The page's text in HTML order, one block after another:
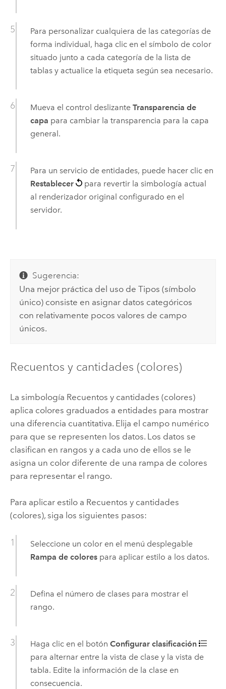
Para personalizar cualquiera de las categorías de
forma individual, haga clic en el símbolo de color
situado junto a cada categoría de la lista de
tablas y actualice la etiqueta según sea necesario.
Mueva el control deslizante Transparencia de
capa para cambiar la transparencia para la capa
general.
Para un servicio de entidades, puede hacer clic en
Restablecer
para revertir la simbología actual
al renderizador original configurado en el
servidor.
Sugerencia:
Una mejor práctica del uso de Tipos (símbolo
único) consiste en asignar datos categóricos
con relativamente pocos valores de campo
únicos.
Recuentos y cantidades (colores)
La simbología Recuentos y cantidades (colores)
aplica colores graduados a entidades para mostrar
una diferencia cuantitativa. Elija el campo numérico
para que se representen los datos. Los datos se
clasifican en rangos y a cada uno de ellos se le
asigna un color diferente de una rampa de colores
para representar el rango.
Para aplicar estilo a Recuentos y cantidades
(colores), siga los siguientes pasos:
Seleccione un color en el menú desplegable
Rampa de colorespara aplicar estilo a los datos.
Defina el número de clases para mostrar el
rango.
Haga clic en el botón Configurar clasificación
para alternar entre la vista de clase y la vista de
tabla. Edite la información de la clase en
consecuencia.